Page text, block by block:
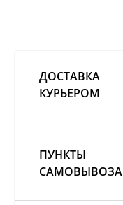
ДОСТАВКА
КУРЬЕРОМ
ПУНКТЫ
САМОВЫВОЗА